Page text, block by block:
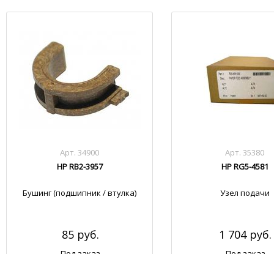
Арт. 34900
HP RB2-3957
Бушинг (подшипник / втулка)
85 руб.
Арт. 35380
HP RG5-4581
Узел подачи
1 704 руб.